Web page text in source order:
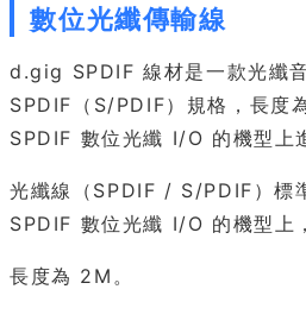
數位光纖傳輸線
d.gig SPDIF 線材是一款光纖
SPDIF（S/PDIF）規格，長度
SPDIF 數位光纖 I/O 的機型上
光纖線（SPDIF / S/PDIF）標
SPDIF 數位光纖 I/O 的機型上
長度為 2M。